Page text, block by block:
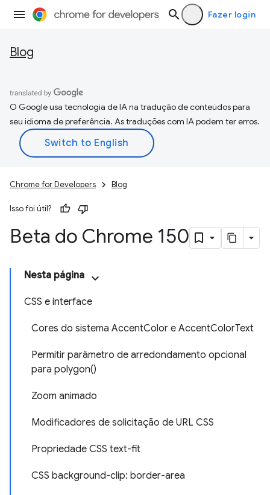
Fazer login
Blog
O Google usa tecnologia de IA na tradução de conteúdos para
seu idioma de preferência. As traduções com IA podem ter erros.
Chrome for Developers Blog
Isso foi útil?
Beta do Chrome 150
Nesta página
CSS e interface
Cores do sistema AccentColor e AccentColorText
Permitir parâmetro de arredondamento opcional
para polygon()
Zoom animado
Modificadores de solicitação de URL CSS
Propriedade CSS text-fit
CSS background-clip: border-area